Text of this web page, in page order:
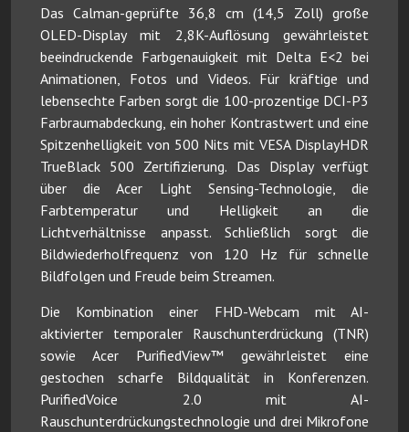
Das Calman-geprüfte 36,8 cm (14,5 Zoll) große
OLED-Display mit 2,8K-Auflösung gewährleistet
beeindruckende Farbgenauigkeit mit Delta E<2 bei
Animationen, Fotos und Videos. Für kräftige und
lebensechte Farben sorgt die 100-prozentige DCI-P3
Farbraumabdeckung, ein hoher Kontrastwert und eine
Spitzenhelligkeit von 500 Nits mit VESA DisplayHDR
TrueBlack 500 Zertifizierung. Das Display verfügt
über die Acer Light Sensing-Technologie, die
Farbtemperatur und Helligkeit an die
Lichtverhältnisse anpasst. Schließlich sorgt die
Bildwiederholfrequenz von 120 Hz für schnelle
Bildfolgen und Freude beim Streamen.
Die Kombination einer FHD-Webcam mit AI-
aktivierter temporaler Rauschunterdrückung (TNR)
sowie Acer PurifiedView™ gewährleistet eine
gestochen scharfe Bildqualität in Konferenzen.
PurifiedVoice 2.0 mit AI-
Rauschunterdrückungstechnologie und drei Mikrofone